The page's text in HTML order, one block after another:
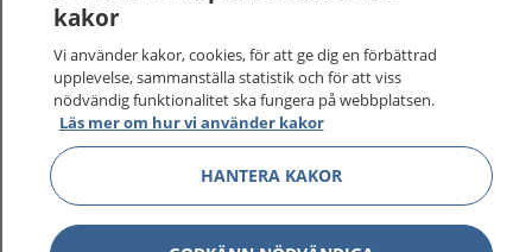
1177 på flera språk
Om 1177
Kontakt Visa
kakor
Vi använder kakor, cookies, för att ge dig en förbättrad
upplevelse, sammanställa statistik och för att viss
nödvändig funktionalitet ska fungera på webbplatsen.
Läs mer om hur vi använder kakor
HANTERA KAKOR